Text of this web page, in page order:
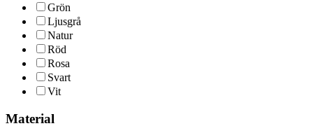
Grön
Ljusgrå
Natur
Röd
Rosa
Svart
Vit
Material